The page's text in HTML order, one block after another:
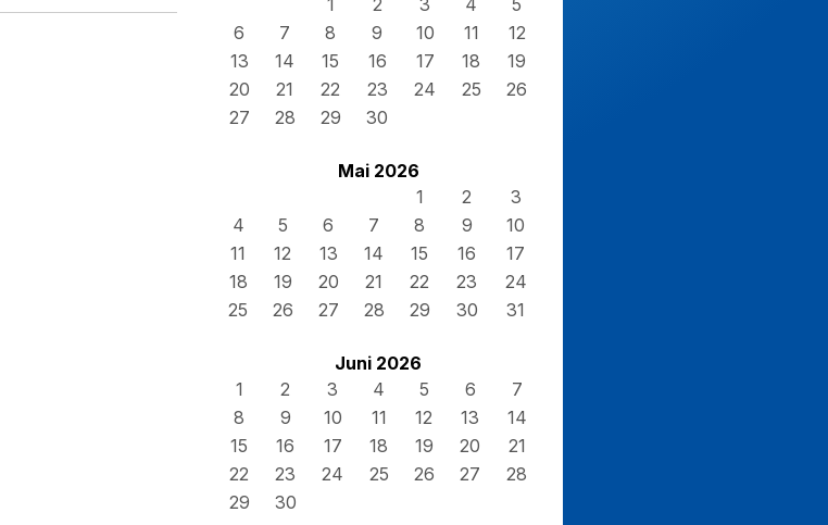
1
2 3 4
5
6
7 8 9 10 11
12
13
14 15 16 17 18
19
20
21 22 23 24 25
26
27
28 29 30
Mai 2026
1
2
3
4
5 6 7 8 9
10
11
12 13 14 15 16
17
18
19 20 21 22 23
24
25
26 27 28 29 30 31
Juni 2026
1
2 3 4 5 6
7
8
9 10 11 12 13
14
15
16 17 18 19 20
21
22
23 24 25 26 27
28
29
30